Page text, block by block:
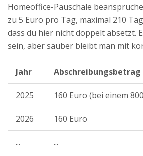
Homeoffice-Pauschale
zu 5 Euro pro Tag, maximal 210
dass du hier nicht doppelt absetzt.
sein, aber sauber bleibt man mit
Jahr Abschreibungsbetrag
2025 160 Euro (bei einem
2026 160 Euro
... ...